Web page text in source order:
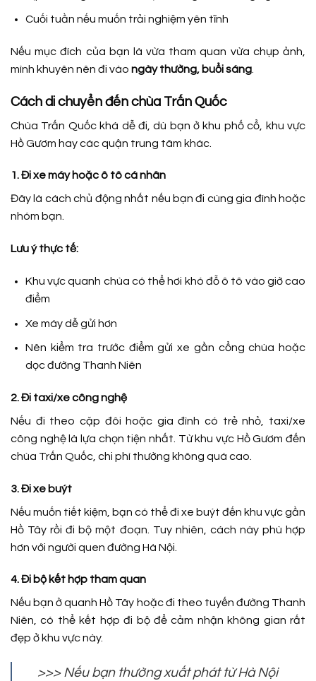
Cuối tuần nếu muốn trải nghiệm yên tĩnh
Nếu mục đích của bạn là vừa tham quan vừa chụp ảnh,
mình khuyên nên đi vào ngày thường, buổi sáng
Cách di chuyển đến chùa Trấn Quốc
Chùa Trấn Quốc khá dễ đi, dù bạn ở khu phố cổ, khu vực
Hồ Gươm hay các quận trung tâm khác.
1. Đi xe máy hoặc ô tô cá nhân
Đây là cách chủ động nhất nếu bạn đi cùng gia đình hoặc
nhóm bạn.
Lưu ý thực tế:
Khu vực quanh chùa có thể hơi khó đỗ ô tô vào giờ cao
điểm
Xe máy dễ gửi hơn
Nên kiểm tra trước điểm gửi xe gần cổng chùa hoặc
dọc đường Thanh Niên
2. Đi taxi/xe công nghệ
Nếu đi theo cặp đôi hoặc gia đình có trẻ nhỏ, taxi/xe
công nghệ là lựa chọn tiện nhất. Từ khu vực Hồ Gươm đến
chùa Trấn Quốc, chi phí thường không quá cao.
3. Đi xe buýt
Nếu muốn tiết kiệm, bạn có thể đi xe buýt đến khu vực gần
Hồ Tây rồi đi bộ một đoạn. Tuy nhiên, cách này phù hợp
hơn với người quen đường Hà Nội.
4. Đi bộ kết hợp tham quan
Nếu bạn ở quanh Hồ Tây hoặc đi theo tuyến đường Thanh
Niên, có thể kết hợp đi bộ để cảm nhận không gian rất
đẹp ở khu vực này.
>>> Nếu bạn thường xuất phát từ Hà Nội